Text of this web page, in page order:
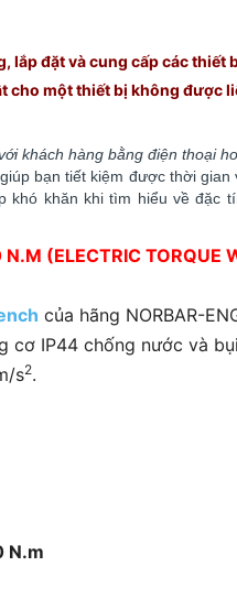
lắp đặt và cung cấp các thiết
cho một thiết bị không được
khách hàng bằng điện thoại
bạn tiết kiệm được thời gian
khăn khi tìm hiểu về đặc
(ELECTRIC TORQUE
của hãng NORBAR-
IP44 chống nước và
s2.
N.m